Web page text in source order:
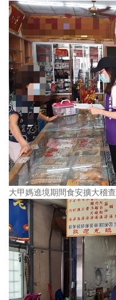
大甲媽遶境期間食安擴大稽查